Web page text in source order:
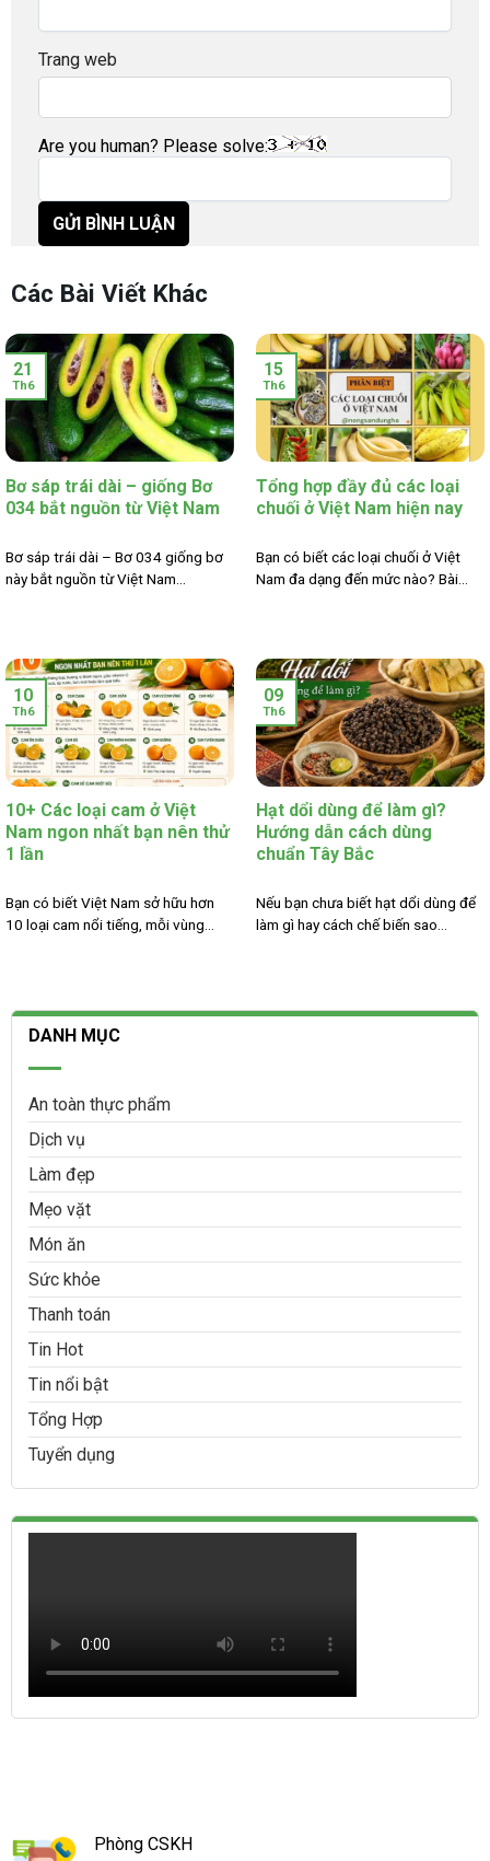
Trang web
Are you human? Please solve:
Các Bài Viết Khác
Bơ sáp trái dài – giống Bơ
034 bắt nguồn từ Việt Nam
Bơ sáp trái dài – Bơ 034 giống bơ
này bắt nguồn từ Việt Nam...
21
Th6
Tổng hợp đầy đủ các loại
chuối ở Việt Nam hiện nay
Bạn có biết các loại chuối ở Việt
Nam đa dạng đến mức nào? Bài...
15
Th6
10+ Các loại cam ở Việt
Nam ngon nhất bạn nên thử
1 lần
Bạn có biết Việt Nam sở hữu hơn
10 loại cam nổi tiếng, mỗi vùng...
10
Th6
Hạt dổi dùng để làm gì?
Hướng dẫn cách dùng
chuẩn Tây Bắc
Nếu bạn chưa biết hạt dổi dùng để
làm gì hay cách chế biến sao...
09
Th6
DANH MỤC
An toàn thực phẩm
Dịch vụ
Làm đẹp
Mẹo vặt
Món ăn
Sức khỏe
Thanh toán
Tin Hot
Tin nổi bật
Tổng Hợp
Tuyển dụng
Phòng CSKH